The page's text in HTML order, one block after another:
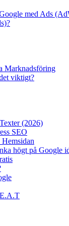
med Ads
Marknadsföring
viktigt?
(2026)
SEO
högt på Google